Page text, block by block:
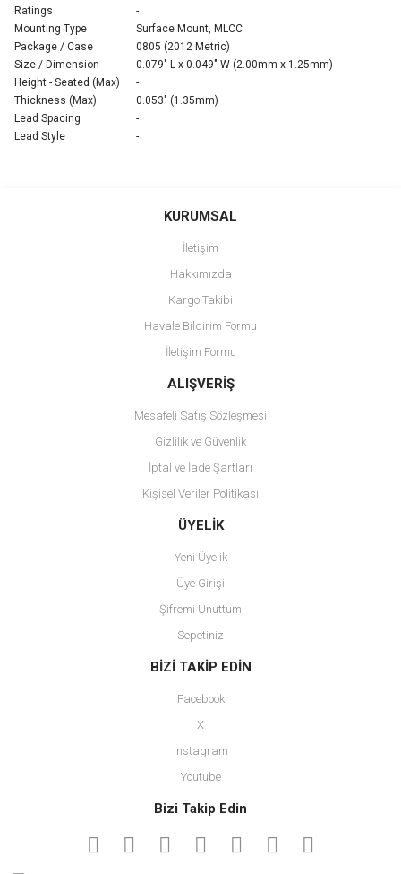
Ratings
-
Mounting Type
Surface Mount, MLCC
Package / Case
0805 (2012 Metric)
Size / Dimension
0.079" L x 0.049" W (2.00mm x 1.25mm)
Height - Seated (Max)
-
Thickness (Max)
0.053" (1.35mm)
Lead Spacing
-
Lead Style
-
Bu ürüne ilk yorumu siz yapın!
Ürün resmi kalitesiz, bozuk veya görüntülenemiyor.
Ürün açıklamasında eksik bilgiler bulunuyor.
Ürün bilgilerinde hatalar bulunuyor.
Ürün fiyatı diğer sitelerden daha pahalı.
Bu ürüne benzer farklı alternatifler olmalı.
Gönder
KURUMSAL
İletişim
Hakkımızda
Kargo Takibi
Havale Bildirim Formu
İletişim Formu
ALIŞVERİŞ
Mesafeli Satış Sözleşmesi
Gizlilik ve Güvenlik
İptal ve İade Şartları
Kişisel Veriler Politikası
ÜYELİK
Yeni Üyelik
Üye Girişi
Şifremi Unuttum
Sepetiniz
BİZİ TAKİP EDİN
Facebook
X
Instagram
Youtube
Bizi Takip Edin